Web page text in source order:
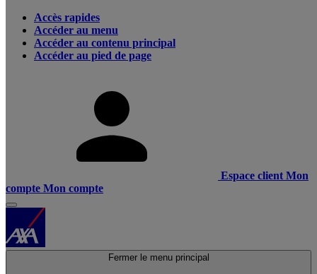
Accès rapides
Accéder au menu
Accéder au contenu principal
Accéder au pied de page
Espace client Mon
compte Mon compte
Fermer le menu principal